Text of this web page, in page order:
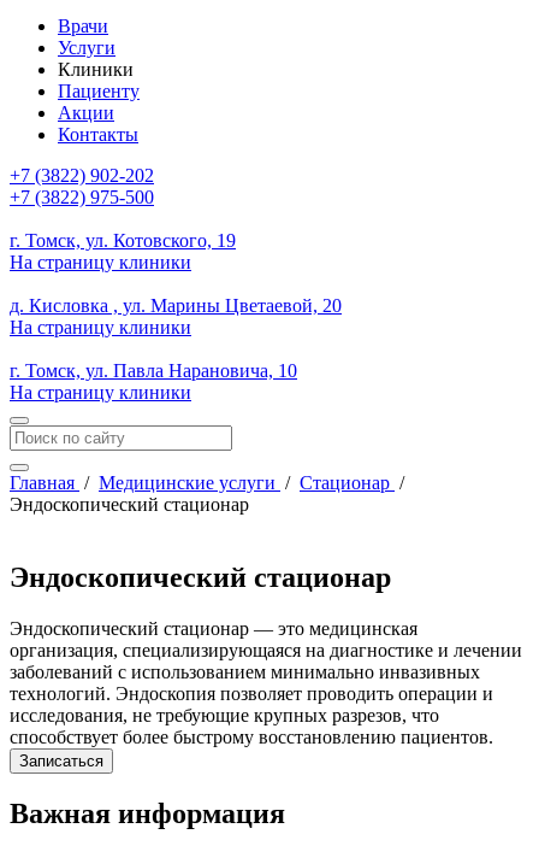
Врачи
Услуги
Клиники
Пациенту
Акции
Контакты
+7 (3822) 902-202
+7 (3822) 975-500
г. Томск, ул. Котовского, 19
На страницу клиники
д. Кисловка , ул. Марины Цветаевой, 20
На страницу клиники
г. Томск, ул. Павла Нарановича, 10
На страницу клиники
Главная / Медицинские услуги / Стационар /
Эндоскопический стационар
Эндоскопический стационар
Эндоскопический стационар — это медицинская
организация, специализирующаяся на диагностике и лечении
заболеваний с использованием минимально инвазивных
технологий. Эндоскопия позволяет проводить операции и
исследования, не требующие крупных разрезов, что
способствует более быстрому восстановлению пациентов.
Записаться
Важная информация